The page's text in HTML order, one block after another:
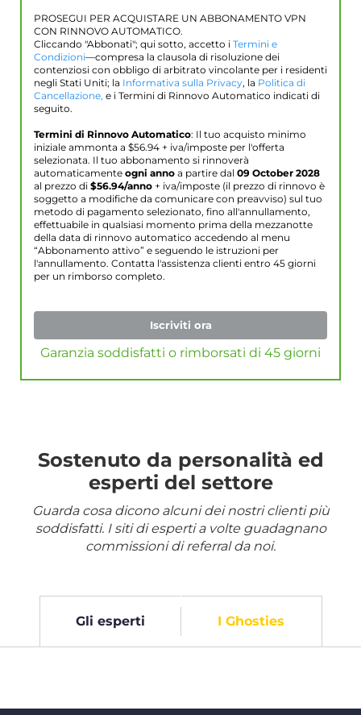
PROSEGUI PER ACQUISTARE UN ABBONAMENTO VPN
CON RINNOVO AUTOMATICO.
Cliccando "Abbonati"; qui sotto, accetto i Termini e
Condizioni—compresa la clausola di risoluzione dei
contenziosi con obbligo di arbitrato vincolante per i residenti
negli Stati Uniti; la Informativa sulla Privacy, la Politica di
Cancellazione, e i Termini di Rinnovo Automatico indicati di
seguito.
Termini di Rinnovo Automatico: Il tuo acquisto minimo
iniziale ammonta a $56.94 + iva/imposte per l'offerta
selezionata. Il tuo abbonamento si rinnoverà
automaticamente ogni anno a partire dal 09 October 2028
al prezzo di $56.94/anno + iva/imposte (il prezzo di rinnovo è
soggetto a modifiche da comunicare con preavviso) sul tuo
metodo di pagamento selezionato, fino all'annullamento,
effettuabile in qualsiasi momento prima della mezzanotte
della data di rinnovo automatico accedendo al menu
“Abbonamento attivo” e seguendo le istruzioni per
l'annullamento. Contatta l'assistenza clienti entro 45 giorni
per un rimborso completo.
Iscriviti ora
Garanzia soddisfatti o rimborsati di 45 giorni
Sostenuto da personalità ed
esperti del settore
Guarda cosa dicono alcuni dei nostri clienti più
soddisfatti. I siti di esperti a volte guadagnano
commissioni di referral da noi.
Gli esperti I Ghosties